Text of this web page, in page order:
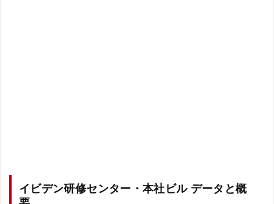
イビデン研修センター・本社ビル データと概